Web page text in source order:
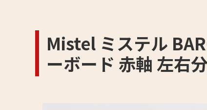
Mistel ミステル
ーボード 赤軸 左右